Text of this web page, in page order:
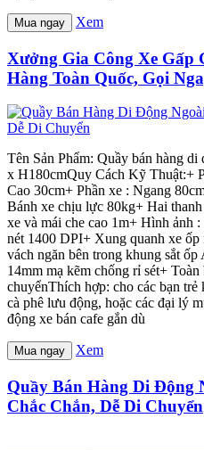
Mua ngay Xem
Xưởng Gia Công Xe Gấp
Hàng Toàn Quốc, Gọi
Tên Sản Phẩm: Quầy bán hàng
x H180cmQuy Cách Kỹ Thuật:+
Cao 30cm+ Phần xe : Ngang
Bánh xe chịu lực 80kg+ Hai
xe và mái che cao 1m+ Hình ảnh
nét 1400 DPI+ Xung quanh xe
vách ngăn bên trong khung sắt
14mm mạ kẽm chống rỉ sét+
chuyểnThích hợp: cho các bạn
cà phê lưu động, hoặc các đại lý
động xe bán cafe gắn dù
Mua ngay Xem
Quầy Bán Hàng Di Động
Chắc Chắn, Dễ Di Chuyển